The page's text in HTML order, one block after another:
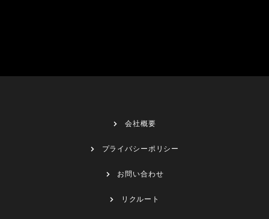
会社概要
プライバシーポリシー
お問い合わせ
リクルート